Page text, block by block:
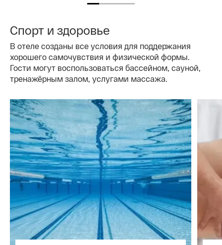
Спорт и здоровье
В отеле созданы все условия для поддержания
хорошего самочувствия и физической формы.
Гости могут воспользоваться бассейном, сауной,
тренажёрным залом, услугами массажа.